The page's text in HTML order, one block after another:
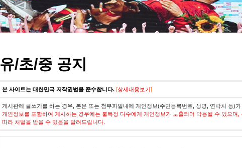
학부모방
정기고사 기출문제
유/초/중 공지
본 사이트는 대한민국 저작권법을 준수합니다. [상세내용보기]
게시판에 글쓰기를 하는 경우, 본문 또는 첨부파일내에 개인정보(주민등록번호, 성명, 연락처 등)
개인정보를 포함하여 게시하는 경우에는 불특정 다수에게 개인정보가 노출되어 악용될 수 있으
따라 처벌을 받을 수 있음을 알려드립니다.